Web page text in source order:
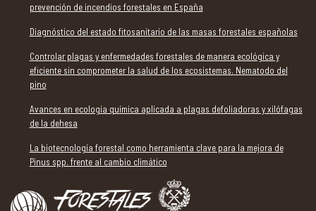
prevención de incendios forestales en España
Diagnóstico del estado fitosanitario de las masas forestales españolas
Controlar plagas y enfermedades forestales de manera ecológica y
eficiente sin comprometer la salud de los ecosistemas. Nematodo del
pino
Avances en ecología química aplicada a plagas defoliadoras y xilófagas
de la dehesa
La biotecnología forestal como herramienta clave para la mejora de
Pinus spp. frente al cambio climático